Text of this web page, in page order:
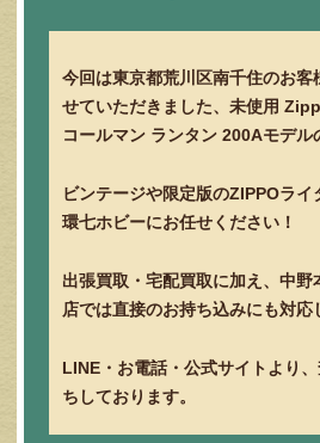
今回は東京都荒川区南千住のお客
せていただきました、未使用
コールマン ランタン 200Aモデル
ビンテージや限定版のZIPPOライ
環七ホビーにお任せください！
出張買取・宅配買取に加え、中野
店では直接のお持ち込みにも対応
LINE・お電話・公式サイトより
ちしております。